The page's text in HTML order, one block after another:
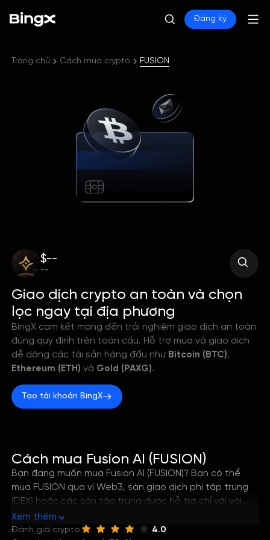
Đăng ký
Trang chủ Cách mua crypto FUSION
$--
--
Giao dịch crypto an toàn và chọn
lọc ngay tại địa phương
BingX cam kết mang đến trải nghiệm giao dịch an toàn
đúng quy định trên toàn cầu. Hỗ trợ mua và giao dịch
dễ dàng các tài sản hàng đầu như Bitcoin (BTC),
Ethereum (ETH) và Gold (PAXG).
Tạo tài khoản BingX
Cách mua Fusion AI (FUSION)
Bạn đang muốn mua Fusion AI (FUSION)? Bạn có thể
mua FUSION qua ví Web3, sàn giao dịch phi tập trung
(DEX) hoặc các sàn tập trung được hỗ trợ chỉ với vài
bước đơn giản. Hướng dẫn này sẽ giúp bạn nắm rõ
cách tốt nhất để mua Fusion AI, cũng như cách lưu trữ
Xem thêm
Đánh giá crypto
4.0